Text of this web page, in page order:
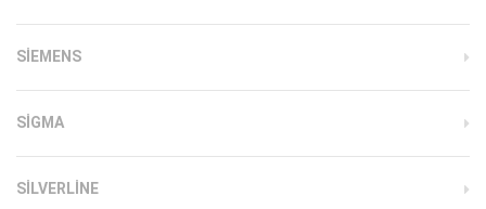
SIEMENS
SIGMA
SILVERLINE